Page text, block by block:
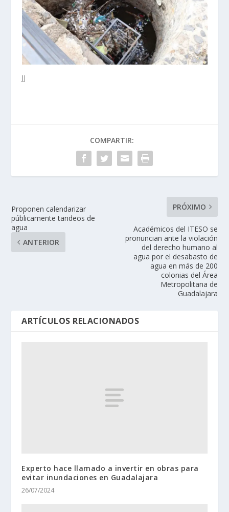
JJ
COMPARTIR:
Proponen calendarizar
públicamente tandeos de
agua
ANTERIOR
PRÓXIMO
Académicos del ITESO se
pronuncian ante la violación
del derecho humano al
agua por el desabasto de
agua en más de 200
colonias del Área
Metropolitana de
Guadalajara
ARTÍCULOS RELACIONADOS
Experto hace llamado a invertir en obras para
evitar inundaciones en Guadalajara
26/07/2024